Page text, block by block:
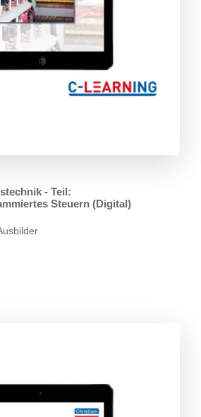
- Teil:
Steuern (Digital)